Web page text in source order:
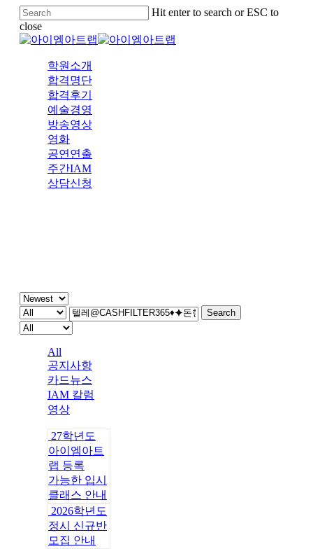
Skip
main
content
Hit enter to search or ESC to
close
Close
학원소개
합격명단
합격후기
예술경영
방송영상
영화
공연연출
주간IAM
상담신청
주간 IAM Search
All
공지사항
카드뉴스
IAM 칼럼
영상
27학년도
아이엠아트
랩 등록
가능한 입시
클래스 안내
2026학년도
정시 신규반
모집 안내